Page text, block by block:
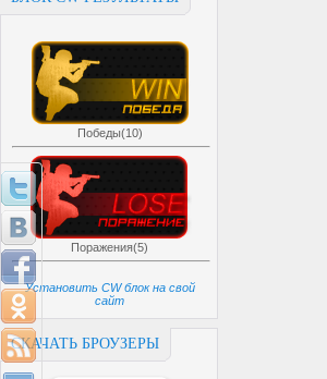
Победы(10)
Поражения(5)
Установить CW блок на свой
сайт
СКАЧАТЬ БРОУЗЕРЫ